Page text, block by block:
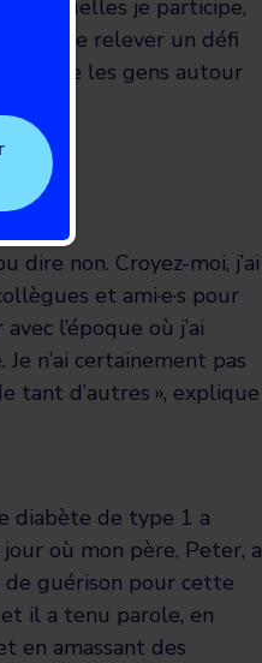
lesquelles je participe,
de relever un défi
les gens autour
dire non. Croyez-moi, j’ai
et ami·e·s pour
l’époque où j’ai
n’ai certainement pas
tant d’autres », explique
diabète de type 1 a
où mon père, Peter, a
guérison pour cette
il a tenu parole, en
en amassant des